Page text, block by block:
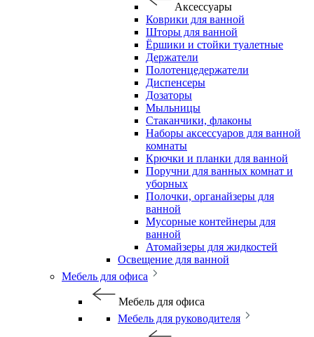
Аксессуары
Коврики для ванной
Шторы для ванной
Ёршики и стойки туалетные
Держатели
Полотенцедержатели
Диспенсеры
Дозаторы
Мыльницы
Стаканчики, флаконы
Наборы аксессуаров для ванной
комнаты
Крючки и планки для ванной
Поручни для ванных комнат и
уборных
Полочки, органайзеры для
ванной
Мусорные контейнеры для
ванной
Атомайзеры для жидкостей
Освещение для ванной
Мебель для офиса
Мебель для офиса
Мебель для руководителя